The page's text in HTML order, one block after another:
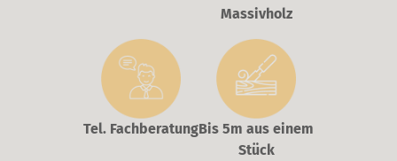
Massivholz
Tel. FachberatungBis 5m aus einem
Stück